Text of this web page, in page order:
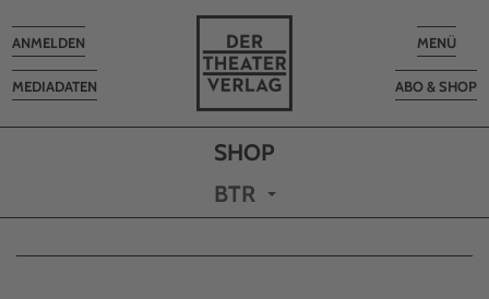
Toggle
MENÜ
ABO & SHOP
MEDIADATEN
Toggle
navigation
ANMELDEN
BTR